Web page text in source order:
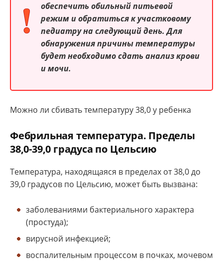
обеспечить обильный питьевой
режим и обратиться к участковому
педиатру на следующий день. Для
обнаружения причины температуры
будет необходимо сдать анализ крови
и мочи.
Можно ли сбивать температуру 38,0 у ребенка
Фебрильная температура. Пределы
38,0-39,0 градуса по Цельсию
Температура, находящаяся в пределах от 38,0 до
39,0 градусов по Цельсию, может быть вызвана:
заболеваниями бактериального характера
(простуда);
вирусной инфекцией;
воспалительным процессом в почках, мочевом